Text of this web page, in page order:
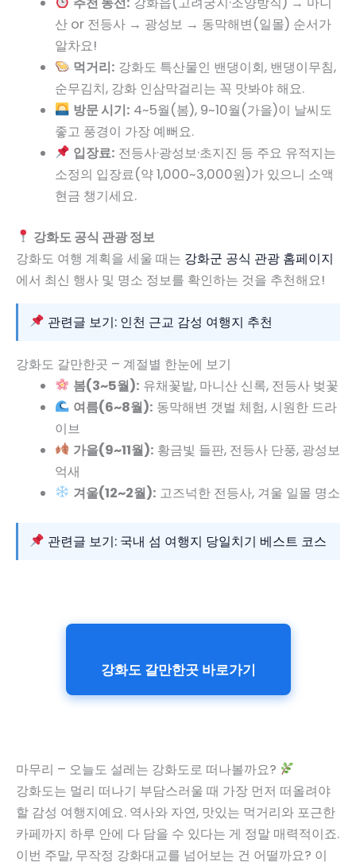
산 or 전등사 → 광성보 → 동막해변(일몰) 순서가
알차요!
먹거리: 강화도 특산물인 밴댕이회, 밴댕이무침,
순무김치, 강화 인삼막걸리는 꼭 맛봐야 해요.
방문 시기: 4~5월(봄), 9~10월(가을)이 날씨도
좋고 풍경이 가장 예뻐요.
입장료: 전등사·광성보·초지진 등 주요 유적지는
소정의 입장료(약 1,000~3,000원)가 있으니 소액
현금 챙기세요.
강화도 공식 관광 정보
강화도 여행 계획을 세울 때는 강화군 공식 관광 홈페이지
에서 최신 행사 및 명소 정보를 확인하는 것을 추천해요!
관련글 보기: 인천 근교 감성 여행지 추천
강화도 갈만한곳 – 계절별 한눈에 보기
봄(3~5월): 유채꽃밭, 마니산 신록, 전등사 벚꽃
여름(6~8월): 동막해변 갯벌 체험, 시원한 드라
이브
가을(9~11월): 황금빛 들판, 전등사 단풍, 광성보
억새
겨울(12~2월): 고즈넉한 전등사, 겨울 일몰 명소
관련글 보기: 국내 섬 여행지 당일치기 베스트 코스
강화도 갈만한곳 바로가기
마무리 – 오늘도 설레는 강화도로 떠나볼까요?
강화도는 멀리 떠나기 부담스러울 때 가장 먼저 떠올려야
할 감성 여행지예요. 역사와 자연, 맛있는 먹거리와 포근한
카페까지 하루 안에 다 담을 수 있다는 게 정말 매력적이죠.
이번 주말, 무작정 강화대교를 넘어보는 건 어떨까요? 이